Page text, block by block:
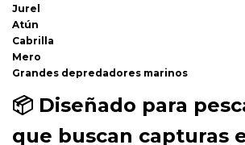
Jurel
Atún
Cabrilla
Mero
Grandes depredadores marinos
📦 Diseñado para
que buscan capturas